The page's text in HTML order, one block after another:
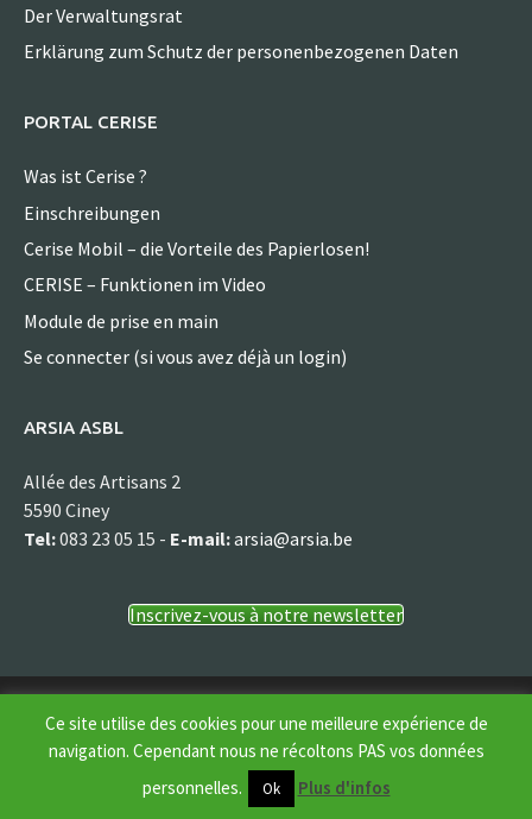
Der Verwaltungsrat
Erklärung zum Schutz der personenbezogenen Daten
PORTAL CERISE
Was ist Cerise ?
Einschreibungen
Cerise Mobil – die Vorteile des Papierlosen!
CERISE – Funktionen im Video
Module de prise en main
Se connecter (si vous avez déjà un login)
ARSIA ASBL
Allée des Artisans 2
5590 Ciney
Tel:083 23 05 15 - E-mail:arsia@arsia.be
Inscrivez-vous à notre newsletter
Ce site utilise des cookies pour une meilleure expérience de
navigation. Cependant nous ne récoltons PAS vos données
personnelles.
Ok Plus d'infos